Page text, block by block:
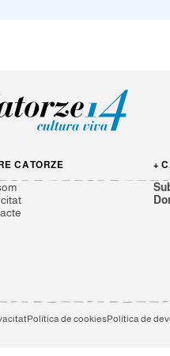
CATORZE +
Política de cookiesPolítica de